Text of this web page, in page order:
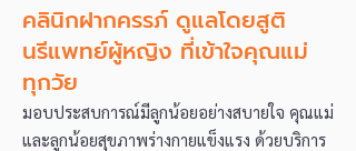
คลินิกฝากครรภ์ ดูแลโดยสูติ
นรีแพทย์ผู้หญิง ที่เข้าใจคุณแม่
ทุกวัย
มอบประสบการณ์มีลูกน้อยอย่างสบายใจ คุณแม่
และลูกน้อยสุขภาพร่างกายแข็งแรง ด้วยบริการ